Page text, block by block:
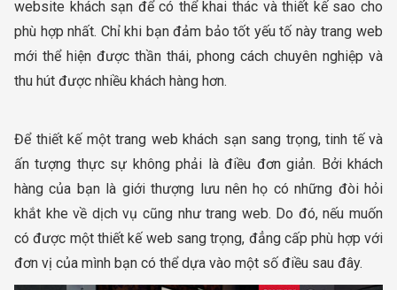
website khách sạn để có thể khai thác và thiết kế sao cho
phù hợp nhất. Chỉ khi bạn đảm bảo tốt yếu tố này trang web
mới thể hiện được thần thái, phong cách chuyên nghiệp và
thu hút được nhiều khách hàng hơn.
Để thiết kế một trang web khách sạn sang trọng, tinh tế và
ấn tượng thực sự không phải là điều đơn giản. Bởi khách
hàng của bạn là giới thượng lưu nên họ có những đòi hỏi
khắt khe về dịch vụ cũng như trang web. Do đó, nếu muốn
có được một thiết kế web sang trọng, đẳng cấp phù hợp với
đơn vị của mình bạn có thể dựa vào một số điều sau đây.